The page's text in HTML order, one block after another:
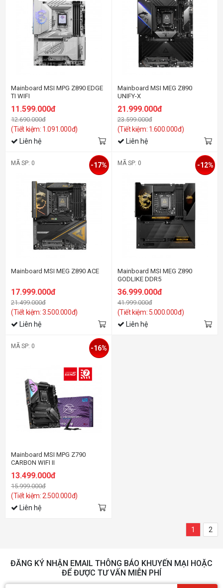
Mainboard MSI MPG Z890 EDGE
TI WIFI
11.599.000đ
12.690.000đ
(Tiết kiệm: 1.091.000đ)
Liên hệ
Mainboard MSI MEG Z890
UNIFY-X
21.999.000đ
23.599.000đ
(Tiết kiệm: 1.600.000đ)
Liên hệ
MÃ SP: 0
Mainboard MSI MEG Z890 ACE
17.999.000đ
21.499.000đ
(Tiết kiệm: 3.500.000đ)
-17%
Liên hệ
MÃ SP: 0
Mainboard MSI MEG Z890
GODLIKE DDR5
36.999.000đ
41.999.000đ
(Tiết kiệm: 5.000.000đ)
-12%
Liên hệ
MÃ SP: 0
Mainboard MSI MPG Z790
CARBON WIFI II
13.499.000đ
15.999.000đ
(Tiết kiệm: 2.500.000đ)
-16%
Liên hệ
1 2
ĐĂNG KÝ NHẬN EMAIL THÔNG BÁO KHUYẾN MẠI HOẶC
ĐỂ ĐƯỢC TƯ VẤN MIỄN PHÍ